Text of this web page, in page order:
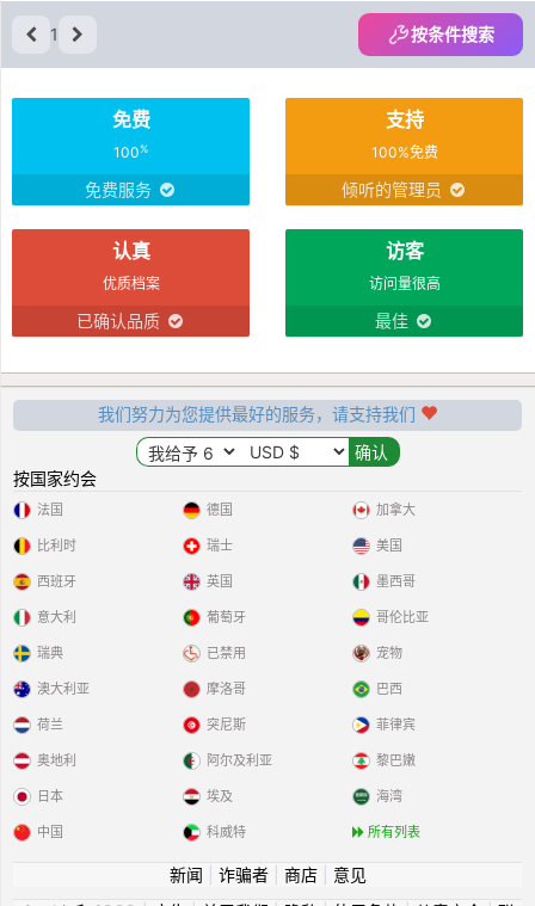
1 按条件搜索
免费
100%
免费服务
支持
100%免费
倾听的管理员
认真
优质档案
已确认品质
访客
访问量很高
最佳
我们努力为您提供最好的服务，请支持我们
按国家约会
法国
比利时
西班牙
意大利
瑞典
德国
瑞士
英国
葡萄牙
已禁用
加拿大
美国
墨西哥
哥伦比亚
宠物
澳大利亚
荷兰
奥地利
日本
中国
摩洛哥
突尼斯
阿尔及利亚
埃及
科威特
巴西
菲律宾
黎巴嫩
海湾
所有列表
新闻 诈骗者| 商店| 意见